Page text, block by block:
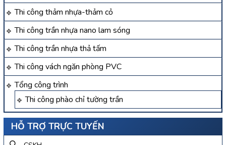
Thi công thảm nhựa-thảm cỏ
Thi công trần nhựa nano lam sóng
Thi công trần nhựa thả tấm
Thi công vách ngăn phòng PVC
Tổng công trình
Thi công phào chỉ tường trần
HỖ TRỢ TRỰC TUYẾN